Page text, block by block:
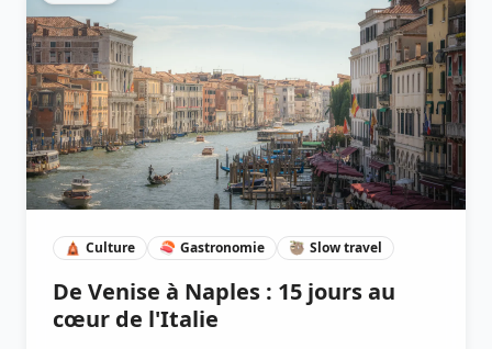
🛕 Culture 🍣 Gastronomie 🦥 Slow travel
De Venise à Naples : 15 jours au
cœur de l'Italie